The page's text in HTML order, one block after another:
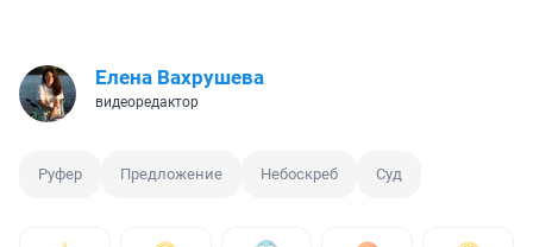
Елена Вахрушева
видеоредактор
Руфер Предложение Небоскреб Суд